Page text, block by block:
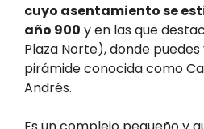
cuyo asentamiento se
año 900 y en las que
Plaza Norte), donde
pirámide conocida como
Andrés.